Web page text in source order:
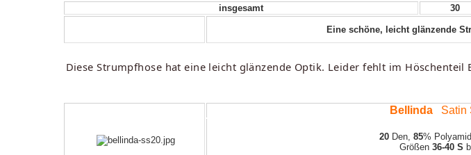
insgesamt
30
Eine schöne, leicht glänzende
Diese Strumpfhose hat eine leicht glänzende Optik. Leider fehlt im Höschenteil
Bellinda Satin
20Den, 85%
Größen 36-40 S